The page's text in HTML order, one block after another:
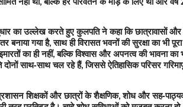
,
का उल्लेख करते हुए कुलपति ने कहा कि छात्रावासों और
बनाया गया है,साथ ही विरासत भवनों की सुरक्षा का भी
का ही नहीं,बल्कि विश्वास और अपनत्व की भावना का
साथ-साथ चल रहे हैं,जिससे ऐतिहासिक परिसर
शिक्षकों और छात्रों के शैक्षणिक,शोध और सह-